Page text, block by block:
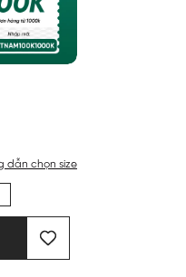
dẫn chọn size